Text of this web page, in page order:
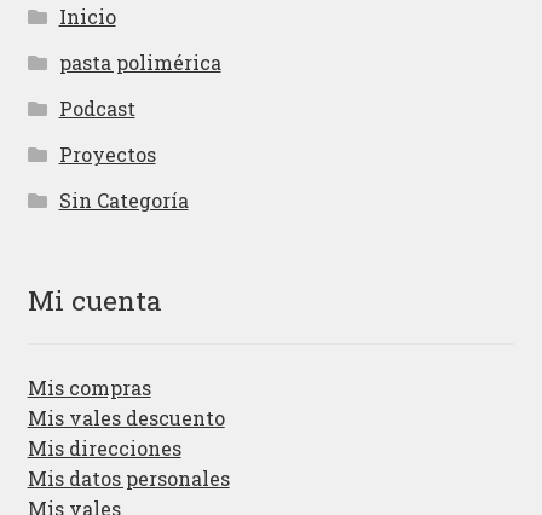
Inicio
pasta polimérica
Podcast
Proyectos
Sin Categoría
Mi cuenta
Mis compras
Mis vales descuento
Mis direcciones
Mis datos personales
Mis vales